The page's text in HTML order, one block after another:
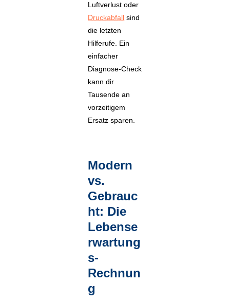
Luftverlust oder
Druckabfall sind
die letzten
Hilferufe. Ein
einfacher
Diagnose-Check
kann dir
Tausende an
vorzeitigem
Ersatz sparen.
Modern
vs.
Gebrauc
ht: Die
Lebense
rwartung
s-
Rechnun
g